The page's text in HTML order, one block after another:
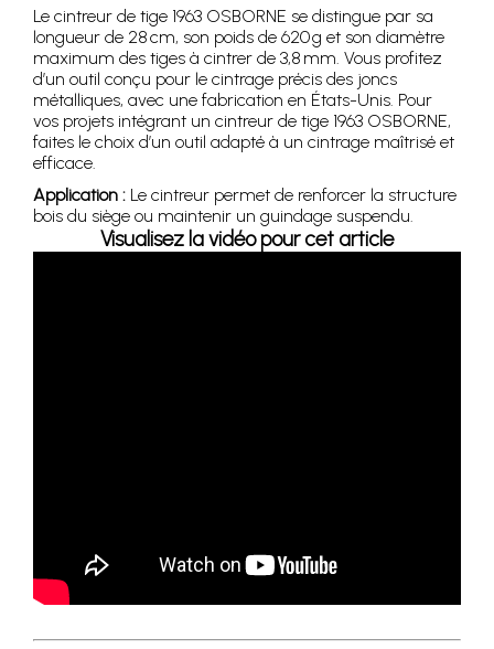
Le cintreur de tige 1963 OSBORNE se distingue par sa
longueur de 28 cm, son poids de 620 g et son diamètre
maximum des tiges à cintrer de 3,8 mm. Vous profitez
d’un outil conçu pour le cintrage précis des joncs
métalliques, avec une fabrication en États-Unis. Pour
vos projets intégrant un cintreur de tige 1963 OSBORNE,
faites le choix d’un outil adapté à un cintrage maîtrisé et
efficace.
Application : Le cintreur permet de renforcer la structure
bois du siège ou maintenir un guindage suspendu.
Visualisez la vidéo pour cet article